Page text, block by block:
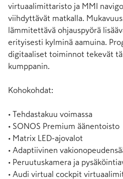
virtuaalimittaristo ja MMI
viihdyttävät matkalla.
lämmitettävä ohjauspyörä
erityisesti kylminä aamuina.
digitaaliset toiminnot tekevät
kumppanin.
Kohokohdat:
• Tehdastakuu voimassa
• SONOS Premium äänentoisto
• Matrix LED-ajovalot
• Adaptiivinen
• Peruutuskamera ja
• Audi virtual cockpit